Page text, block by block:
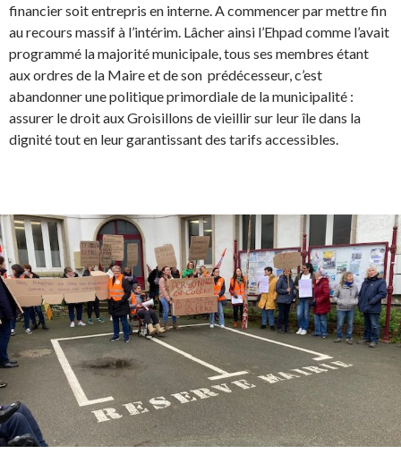
financier soit entrepris en interne. A commencer par mettre fin
au recours massif à l’intérim. Lâcher ainsi l’Ehpad comme l’avait
programmé la majorité municipale, tous ses membres étant
aux ordres de la Maire et de son prédécesseur, c’est
abandonner une politique primordiale de la municipalité :
assurer le droit aux Groisillons de vieillir sur leur île dans la
dignité tout en leur garantissant des tarifs accessibles.